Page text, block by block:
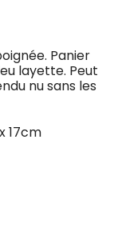
Panier
layette. Peut
nu sans les
17cm